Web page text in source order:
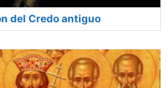
del Credo antiguo